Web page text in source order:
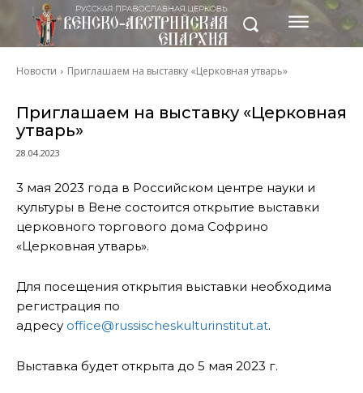
Новости Приглашаем на выставку «Церковная утварь»
Приглашаем на выставку «Церковная
утварь»
28.04.2023
3 мая 2023 года в Российском центре науки и
культуры в Вене состоится открытие выставки
церковного торгового дома Софрино
«Церковная утварь».
Для посещения открытия выставки необходима
регистрация по
адресу office@russischeskulturinstitut.at.
Выставка будет открыта до 5 мая 2023 г.